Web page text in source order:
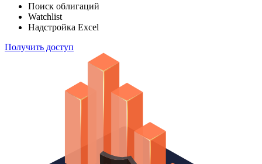
Поиск облигаций
Watchlist
Надстройка Excel
Получить доступ